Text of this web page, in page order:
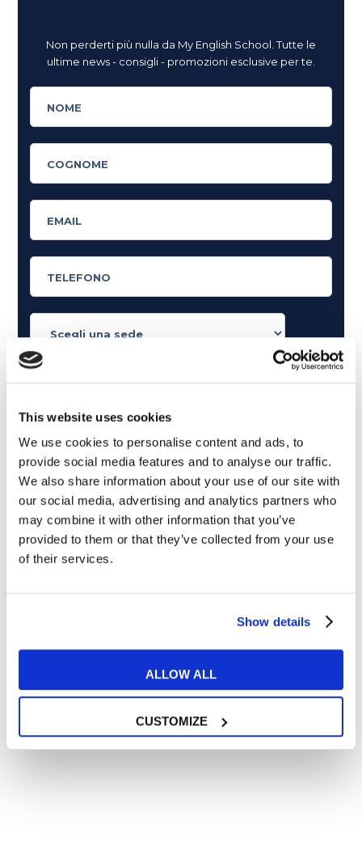
This website uses cookies
We use cookies to personalise content and ads, to
provide social media features and to analyse our traffic.
We also share information about your use of our site with
our social media, advertising and analytics partners who
may combine it with other information that you’ve
provided to them or that they’ve collected from your use
of their services.
Show details
ALLOW ALL
CUSTOMIZE
Non perderti più nulla da My English School. Tutte le
ultime news - consigli - promozioni esclusive per te.
Articoli dedicati a inglese nel mondo del lavoro
Articoli con tips e new sulla lingua inglese
In quanto di età superiore ai 16 anni, dichiaro di acconsentire
al trattamento dei miei dati personali in conformità
all’ informativa privacy.
relative ai prodotti e servizi a marchio MyES
** le sedi contrassegnate con * offrono sempre solo corsi online
RICHIEDI INFORMAZIONI